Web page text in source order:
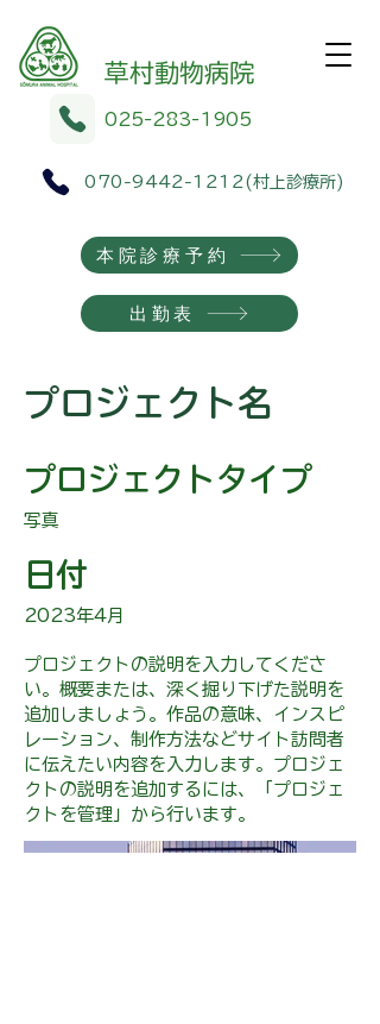
​​草村動物病院
本院診療予約
025-283-1905
出勤表
070-9442-1212 (村上診療所)
プロジェクト名
プロジェクトタイプ
写真
日付
2023年4月
プロジェクトの説明を入力してくださ
い。概要または、深く掘り下げた説明を
追加しましょう。作品の意味、インスピ
レーション、制作方法などサイト訪問者
に伝えたい内容を入力します。プロジェ
クトの説明を追加するには、「プロジェ
クトを管理」から行います。